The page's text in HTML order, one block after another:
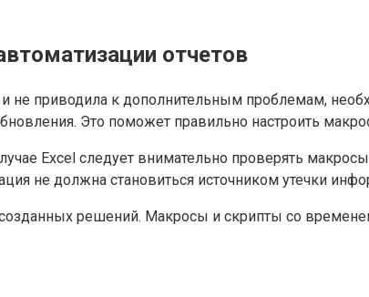
отчетов
не приводила к дополнительным проблемам,
Это поможет правильно настроить
Excel следует внимательно проверять
не должна становиться источником утечки
решений. Макросы и скрипты со